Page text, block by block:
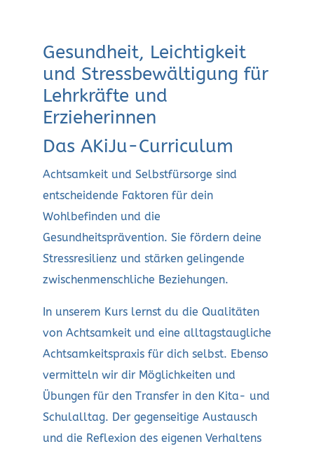
Gesundheit, Leichtigkeit
und Stressbewältigung für
Lehrkräfte und
Erzieherinnen
Das AKiJu-Curriculum
Achtsamkeit und Selbstfürsorge sind
entscheidende Faktoren für dein
Wohlbefinden und die
Gesundheitsprävention. Sie fördern deine
Stressresilienz und stärken gelingende
zwischenmenschliche Beziehungen.
In unserem Kurs lernst du die Qualitäten
von Achtsamkeit und eine alltagstaugliche
Achtsamkeitspraxis für dich selbst. Ebenso
vermitteln wir dir Möglichkeiten und
Übungen für den Transfer in den Kita- und
Schulalltag. Der gegenseitige Austausch
und die Reflexion des eigenen Verhaltens